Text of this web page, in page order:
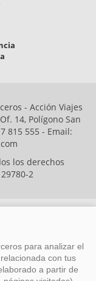
- Acción Viajes
14, Polígono San
815 555 - Email:
los derechos
2
Europeo de Desarrollo
de las pymes